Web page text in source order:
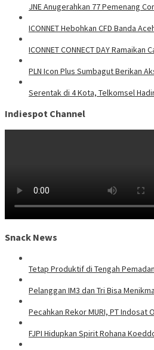
JNE Anugerahkan 77 Pemenang
ICONNET Hebohkan CFD Banda
ICONNET CONNECT DAY
PLN Icon Plus Sumbagut Berikan
Serentak di 4 Kota, Telkomsel
Indiespot Channel
Snack News
Tetap Produktif di Tengah
Pelanggan IM3 dan Tri Bisa
Pecahkan Rekor MURI, PT
FJPI Hidupkan Spirit Rohana